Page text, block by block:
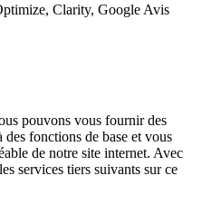
Clarity, Google Avis
pouvons vous fournir des
fonctions de base et vous
de notre site internet. Avec
services tiers suivants sur ce